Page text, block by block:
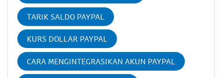
TARIK SALDO PAYPAL
KURS DOLLAR PAYPAL
CARA MENGINTEGRASIKAN AKUN PAYPAL